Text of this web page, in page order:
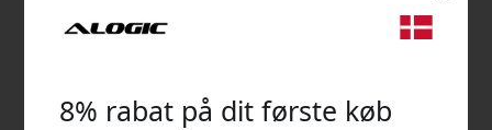
8% rabat på dit første køb
🎉 Din rabatkode: